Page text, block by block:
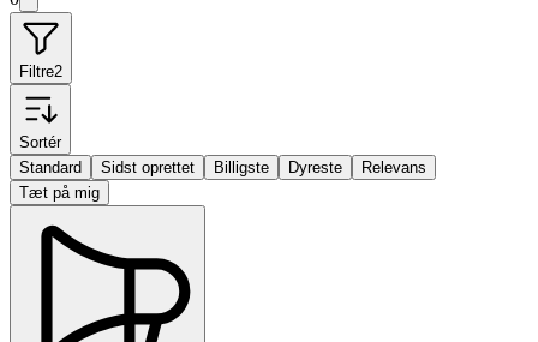
Filtre2
Sortér
Standard
Sidst oprettet Billigste Dyreste
Relevans
Tæt på mig